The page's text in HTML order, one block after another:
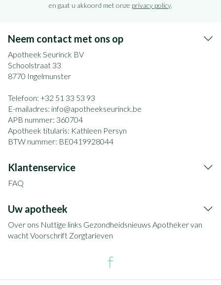
en gaat u akkoord met onze privacy policy.
Neem contact met ons op
Apotheek Seurinck BV
Schoolstraat 33
8770 Ingelmunster
Telefoon: +32 51 33 53 93
E-mailadres: info@apotheekseurinck.be
APB nummer: 360704
Apotheek titularis: Kathleen Persyn
BTW nummer: BE0419928044
Klantenservice
FAQ
Uw apotheek
Over ons Nuttige links Gezondheidsnieuws Apotheker van
wachtVoorschrift Zorgtarieven